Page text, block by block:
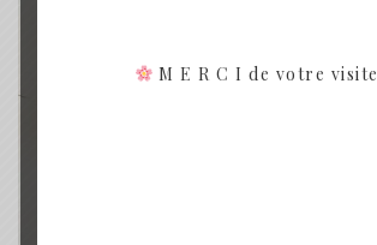
M E R C I de votre visite